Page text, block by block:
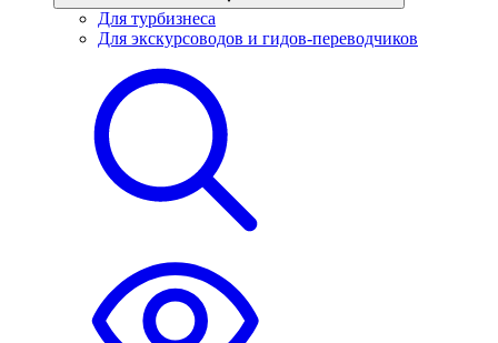
Для турбизнеса
Для экскурсоводов и гидов-переводчиков